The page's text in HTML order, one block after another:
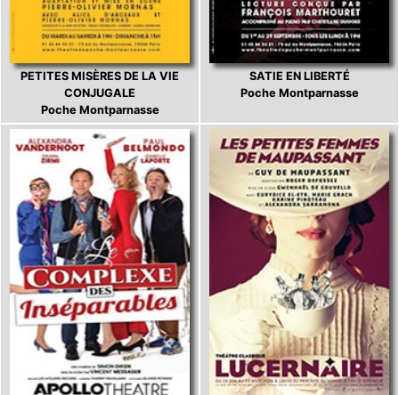
PETITES MISÈRES DE LA VIE
CONJUGALE
Poche Montparnasse
SATIE EN LIBERTÉ
Poche Montparnasse